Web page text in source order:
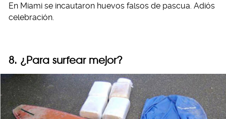
En Miami se incautaron huevos falsos de pascua. Adiós
celebración.
8. ¿Para surfear mejor?